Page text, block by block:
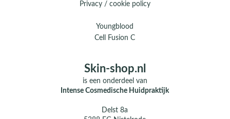
Privacy / cookie policy
Youngblood
Cell Fusion C
Skin-shop.nl
is een onderdeel van
Intense Cosmedische Huidpraktijk
Delst 8a